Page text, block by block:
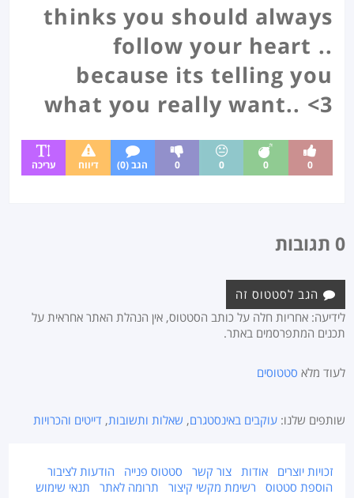
thinks you should always
follow your heart ..
because its telling you
what you really want.. <3
0
0
0
0 הגב (0) דיווח עריכה
0 תגובות
הגב לסטטוס זה
לידיעה: אחריות חלה על כותב הסטטוס, אין הנהלת האתר אחראית על
תכנים המתפרסמים באתר.
לעוד מלא סטטוסים
שותפים שלנו:עוקבים באינסטגרם, שאלות ותשובות, דייטים והכרויות
זכויות יוצרים אודות צור קשר סטטוס פנייה
הודעות לציבור
הוספת סטטוס
רשימת מקשי קיצור תרומה לאתר
תנאי שימוש